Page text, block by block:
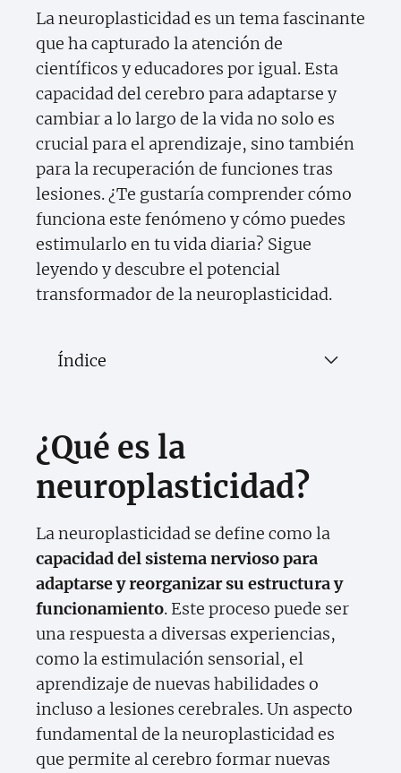
La neuroplasticidad es un tema fascinante
que ha capturado la atención de
científicos y educadores por igual. Esta
capacidad del cerebro para adaptarse y
cambiar a lo largo de la vida no solo es
crucial para el aprendizaje, sino también
para la recuperación de funciones tras
lesiones. ¿Te gustaría comprender cómo
funciona este fenómeno y cómo puedes
estimularlo en tu vida diaria? Sigue
leyendo y descubre el potencial
transformador de la neuroplasticidad.
Índice
¿Qué es la
neuroplasticidad?
La neuroplasticidad se define como la
capacidad del sistema nervioso para
adaptarse y reorganizar su estructura y
funcionamiento. Este proceso puede ser
una respuesta a diversas experiencias,
como la estimulación sensorial, el
aprendizaje de nuevas habilidades o
incluso a lesiones cerebrales. Un aspecto
fundamental de la neuroplasticidad es
que permite al cerebro formar nuevas